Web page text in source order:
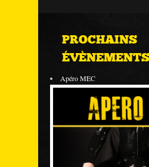
PROCHAINS
Apéro MEC